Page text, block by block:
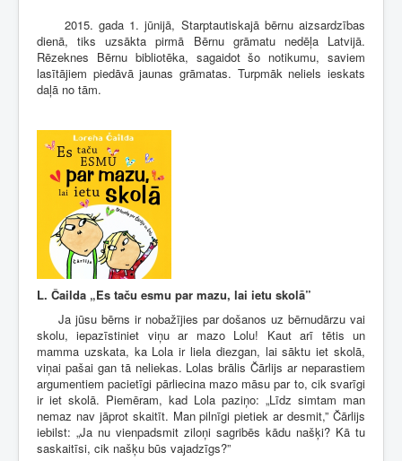
2015. gada 1. jūnijā, Starptautiskajā bērnu aizsardzības
dienā, tiks uzsākta pirmā Bērnu grāmatu nedēļa Latvijā.
Rēzeknes Bērnu bibliotēka, sagaidot šo notikumu, saviem
lasītājiem piedāvā jaunas grāmatas. Turpmāk neliels ieskats
daļā no tām.
L. Čailda „Es taču esmu par mazu, lai ietu skolā”
Ja jūsu bērns ir nobažījies par došanos uz bērnudārzu vai
skolu, iepazīstiniet viņu ar mazo Lolu! Kaut arī tētis un
mamma uzskata, ka Lola ir liela diezgan, lai sāktu iet skolā,
viņai pašai gan tā neliekas. Lolas brālis Čārlijs ar neparastiem
argumentiem pacietīgi pārliecina mazo māsu par to, cik svarīgi
ir iet skolā. Piemēram, kad Lola paziņo: „Līdz simtam man
nemaz nav jāprot skaitīt. Man pilnīgi pietiek ar desmit,” Čārlijs
iebilst: „Ja nu vienpadsmit ziloņi sagribēs kādu našķi? Kā tu
saskaitīsi, cik našķu būs vajadzīgs?”